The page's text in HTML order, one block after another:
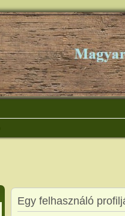
Egy felhasználó